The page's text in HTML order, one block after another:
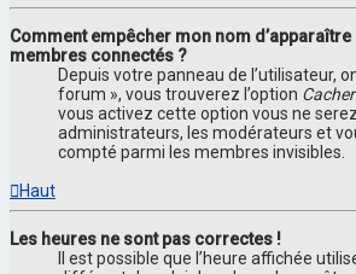
Comment empêcher mon nom
membres connectés ?
Depuis votre panneau de l’utilisateur,
forum », vous trouverez l’option
vous activez cette option vous ne
administrateurs, les modérateurs et
compté parmi les membres invisibles.
Haut
Les heures ne sont pas correctes !
Il est possible que l’heure affichée